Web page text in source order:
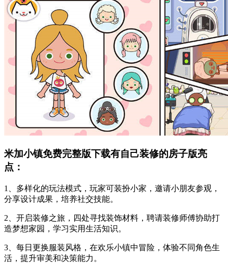
米加小镇免费完整版下载有自己装修的房子版亮
点：
1、多样化的玩法模式，玩家可装扮小家，邀请小朋友参观，
分享设计成果，培养社交技能。
2、开启装修之旅，四处寻找装饰材料，聘请装修师傅协助打
造梦想家园，学习实用生活知识。
3、每日更换服装风格，在欢乐小镇中冒险，体验不同角色生
活，提升审美和决策能力。